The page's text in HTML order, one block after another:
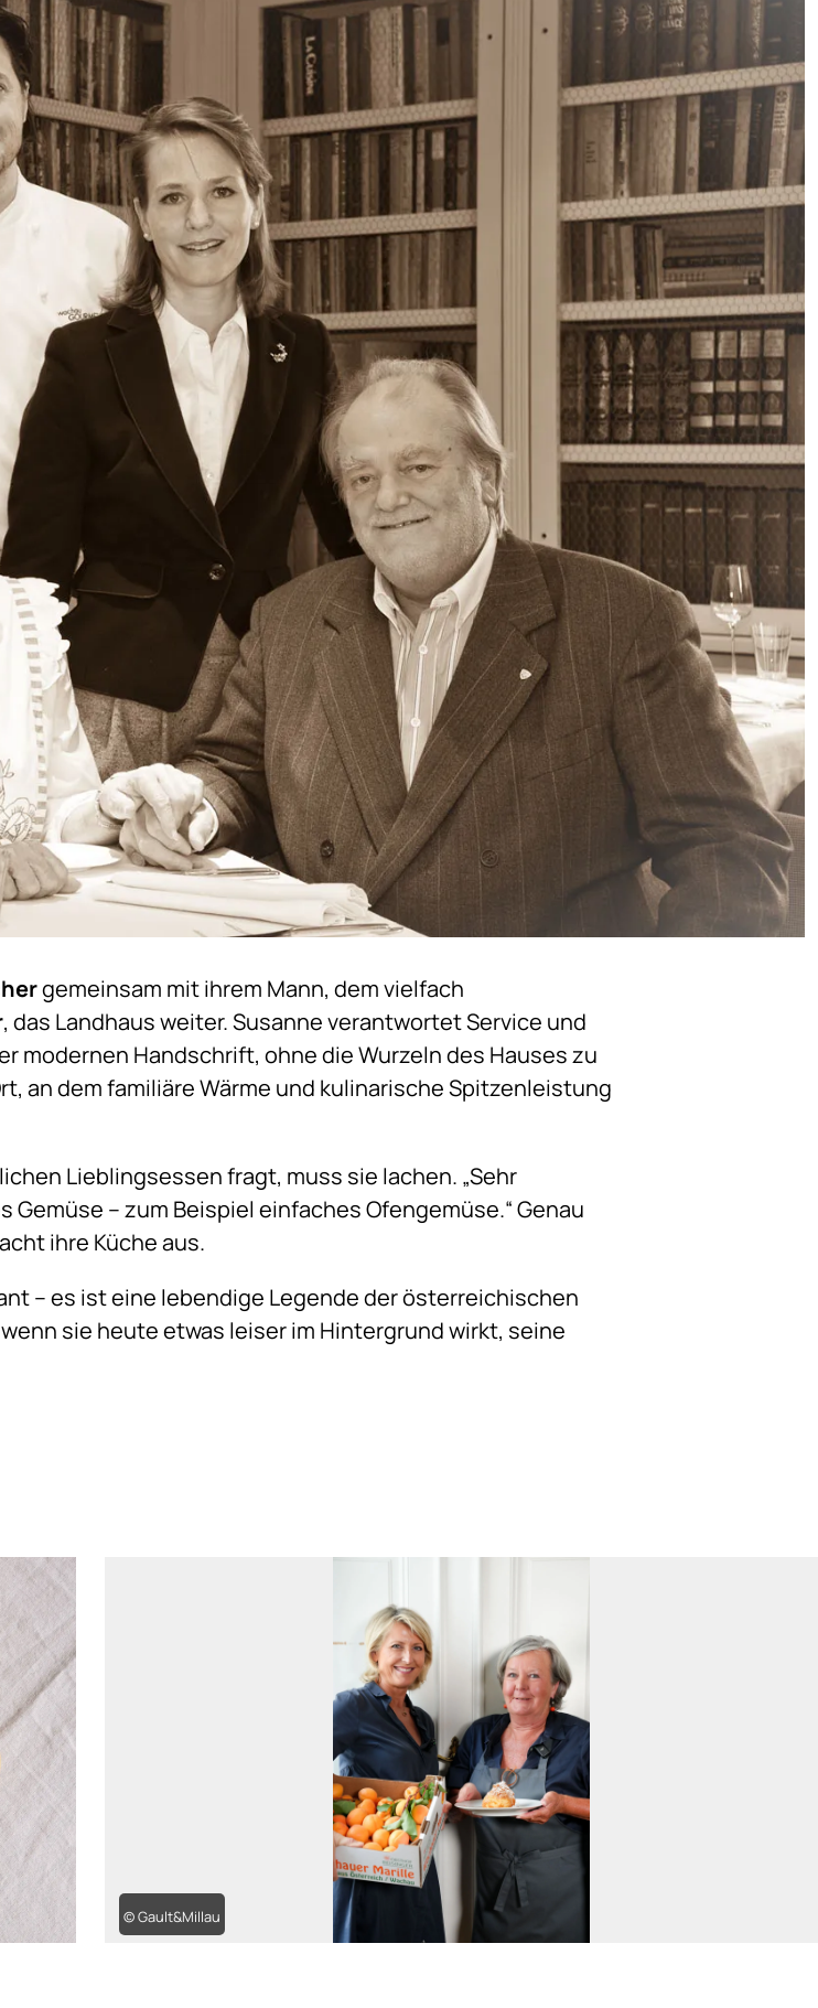
gemeinsam mit ihrem Mann, dem vielfach
, das Landhaus weiter. Susanne verantwortet Service und
modernen Handschrift, ohne die Wurzeln des Hauses zu
an dem familiäre Wärme und kulinarische Spitzenleistung
Lieblingsessen fragt, muss sie lachen. „Sehr
Gemüse – zum Beispiel einfaches Ofengemüse.“ Genau
ihre Küche aus.
– es ist eine lebendige Legende der österreichischen
sie heute etwas leiser im Hintergrund wirkt, seine
© Gault&Millau